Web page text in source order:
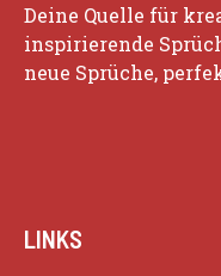
Deine Quelle für
inspirierende
neue Sprüche,
LINKS